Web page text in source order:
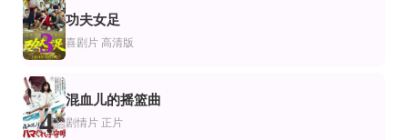
HD中字
飞鸿笑传之破茧
何为,吴荻,黄诗佳,王鑫尧,黄益龙,王海洋,赵思玫,张元洲,哈松
正片
画江湖之不良帅
陈国坤,毛晓慧,黑泽,康恩赫,闵政,赵广斌,瞿澳晖,冯俊杰,姚清俊,沈泰
正片
最后孤屋
格蕾塔·李,瓦格纳·马拉,西德·爱德华兹,刘易斯·古迪,奥黛丽·安德森,南希·鲍德
悍妇的复仇2017
Deborah Dutch,Donna Hamblin,Len Kabasinski
已完结
特混舰队在行动
李刚,山丹,王强
正片
我的老爸是超级英雄
乌富克·巴伊拉克塔尔,Mehmet Emin Güney,Mahir Ipek,Selim Erdogan,伊德
3
功夫女足
喜剧片 高清版
4
混血儿的摇篮曲
剧情片 正片